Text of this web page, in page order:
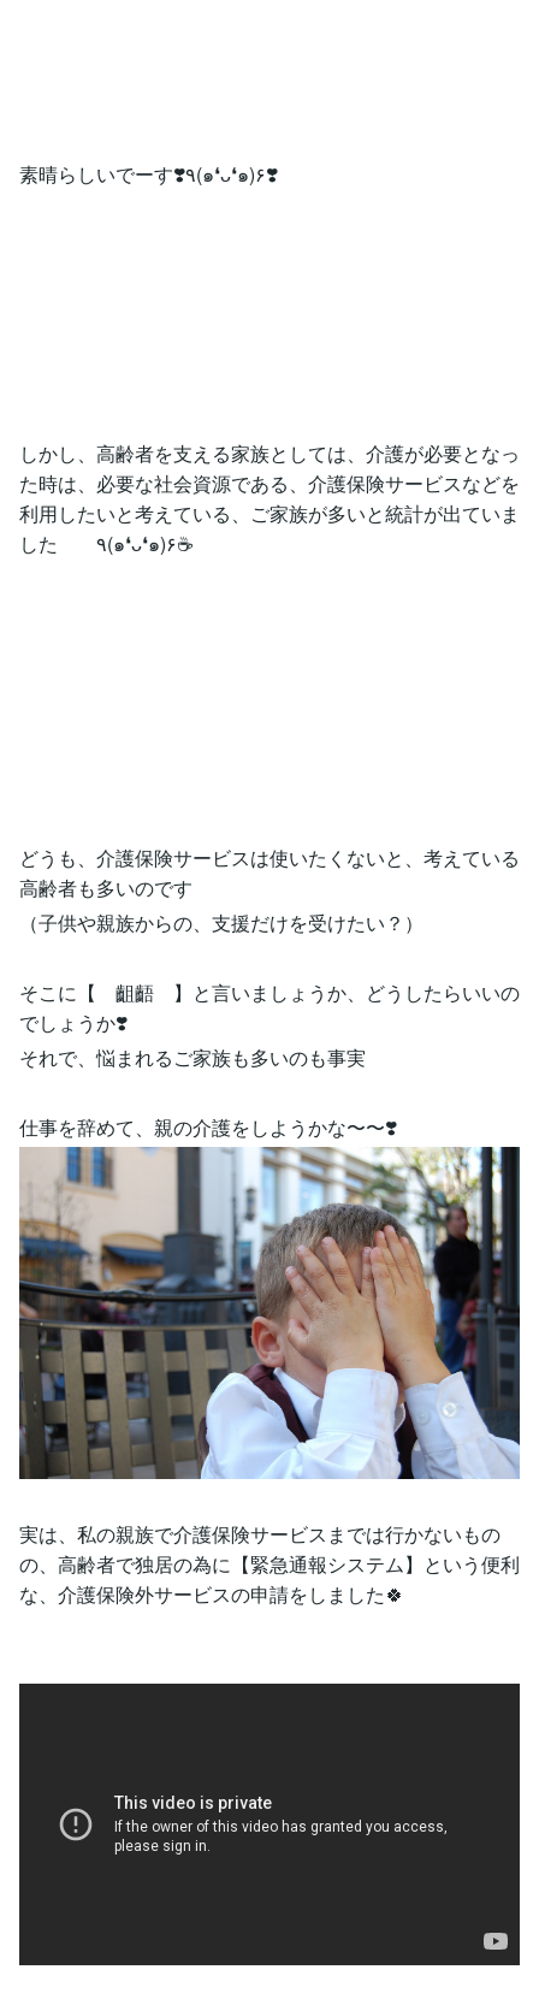
素晴らしいでーす❣️٩(๑❛ᴗ❛๑)۶❣️
しかし、高齢者を支える家族としては、介護が必要となっ
た時は、必要な社会資源である、介護保険サービスなどを
利用したいと考えている、ご家族が多いと統計が出ていま
した ٩(๑❛ᴗ❛๑)۶☕️
どうも、介護保険サービスは使いたくないと、考えている
高齢者も多いのです
（子供や親族からの、支援だけを受けたい？）
そこに【 齟齬 】と言いましょうか、どうしたらいいの
でしょうか❣️
それで、悩まれるご家族も多いのも事実
仕事を辞めて、親の介護をしようかな〜〜❣️
実は、私の親族で介護保険サービスまでは行かないもの
の、高齢者で独居の為に【緊急通報システム】という便利
な、介護保険外サービスの申請をしました🍀